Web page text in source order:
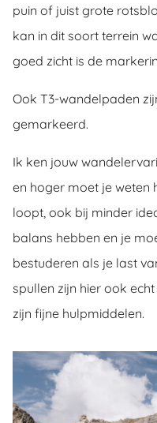
puin of juist grote
kan in dit soort terrein
goed zicht is de
Ook T3-wandelpaden
gemarkeerd.
Ik ken jouw
en hoger moet je weten
loopt, ook bij minder
balans hebben en je
bestuderen als je last
spullen zijn hier ook
zijn fijne hulpmiddelen.